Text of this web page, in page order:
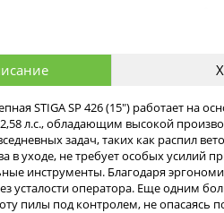
STIGA SP 426 (15") работает на
л.с., обладающим высокой
задач, таких как распил
в уходе, не требует особых усилий
инструменты. Благодаря
усталости оператора. Еще одним
пилы под контролем, не опасаясь